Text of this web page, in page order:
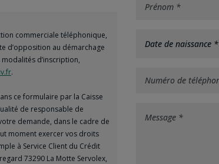
Date de naissance *
commerciale téléphonique,
d’opposition au démarchage
d’inscription,
.
ce formulaire par la Caisse
de responsable de
demande, dans le cadre de
moment exercer vos droits
à Service Client du Crédit
73290 La Motte Servolex,